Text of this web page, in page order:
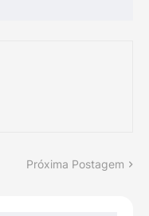
Próxima Postagem